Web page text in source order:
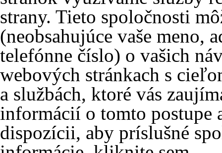
strany. Tieto spoločnosti
(neobsahujúce vaše meno,
telefónne číslo) o vašich
webových stránkach s
a službách, ktoré vás
informácií o tomto postupe
dispozícii, aby príslušné